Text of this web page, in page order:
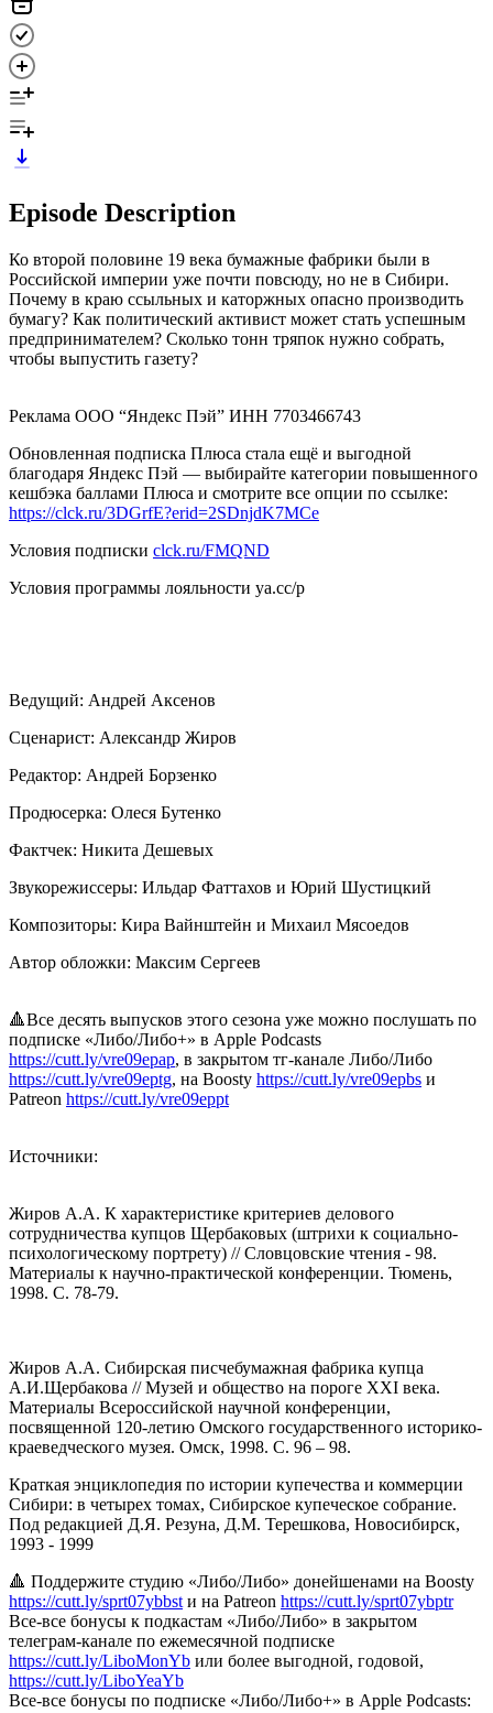
Episode Description
Ко второй половине 19 века бумажные фабрики были в
Российской империи уже почти повсюду, но не в Сибири.
Почему в краю ссыльных и каторжных опасно производить
бумагу? Как политический активист может стать успешным
предпринимателем? Сколько тонн тряпок нужно собрать,
чтобы выпустить газету?
Реклама ООО “Яндекс Пэй” ИНН 7703466743
Обновленная подписка Плюса стала ещё и выгодной
благодаря Яндекс Пэй — выбирайте категории повышенного
кешбэка баллами Плюса и смотрите все опции по ссылке:
https://clck.ru/3DGrfE?erid=2SDnjdK7MCe
Условия подписки clck.ru/FMQND
Условия программы лояльности ya.cc/p
Ведущий: Андрей Аксенов
Сценарист: Александр Жиров
Редактор: Андрей Борзенко
Продюсерка: Олеся Бутенко
Фактчек: Никита Дешевых
Звукорежиссеры: Ильдар Фаттахов и Юрий Шустицкий
Композиторы: Кира Вайнштейн и Михаил Мясоедов
Автор обложки: Максим Сергеев
🔺Все десять выпусков этого сезона уже можно послушать по
подписке «Либо/Либо+» в Apple Podcasts
https://cutt.ly/vre09epap, в закрытом тг-канале Либо/Либо
https://cutt.ly/vre09eptg, на Boosty https://cutt.ly/vre09epbs и
Patreon https://cutt.ly/vre09eppt
Источники:
Жиров А.А. К характеристике критериев делового
сотрудничества купцов Щербаковых (штрихи к социально-
психологическому портрету) // Словцовские чтения - 98.
Материалы к научно-практической конференции. Тюмень,
1998. С. 78-79.
Жиров А.А. Сибирская писчебумажная фабрика купца
А.И.Щербакова // Музей и общество на пороге ХХI века.
Материалы Всероссийской научной конференции,
посвященной 120-летию Омского государственного историко-
краеведческого музея. Омск, 1998. С. 96 – 98.
Краткая энциклопедия по истории купечества и коммерции
Сибири: в четырех томах, Сибирское купеческое собрание.
Под редакцией Д.Я. Резуна, Д.М. Терешкова, Новосибирск,
1993 - 1999
🔺 Поддержите студию «Либо/Либо» донейшенами на Boosty
https://cutt.ly/sprt07ybbst и на Patreon https://cutt.ly/sprt07ybptr
Все-все бонусы к подкастам «Либо/Либо» в закрытом
телеграм-канале по ежемесячной подписке
https://cutt.ly/LiboMonYb или более выгодной, годовой,
https://cutt.ly/LiboYeaYb
Все-все бонусы по подписке «Либо/Либо+» в Apple Podcasts: